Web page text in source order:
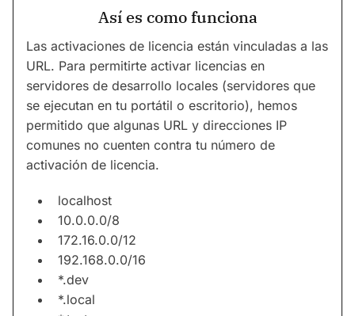
Así es como funciona
Las activaciones de licencia están vinculadas a las
URL. Para permitirte activar licencias en
servidores de desarrollo locales (servidores que
se ejecutan en tu portátil o escritorio), hemos
permitido que algunas URL y direcciones IP
comunes no cuenten contra tu número de
activación de licencia.
localhost
10.0.0.0/8
172.16.0.0/12
192.168.0.0/16
*.dev
*.local